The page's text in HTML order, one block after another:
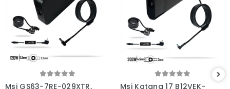
Msi GS63-7RE-029XTR,
Msi Katana 17 B12VEK-